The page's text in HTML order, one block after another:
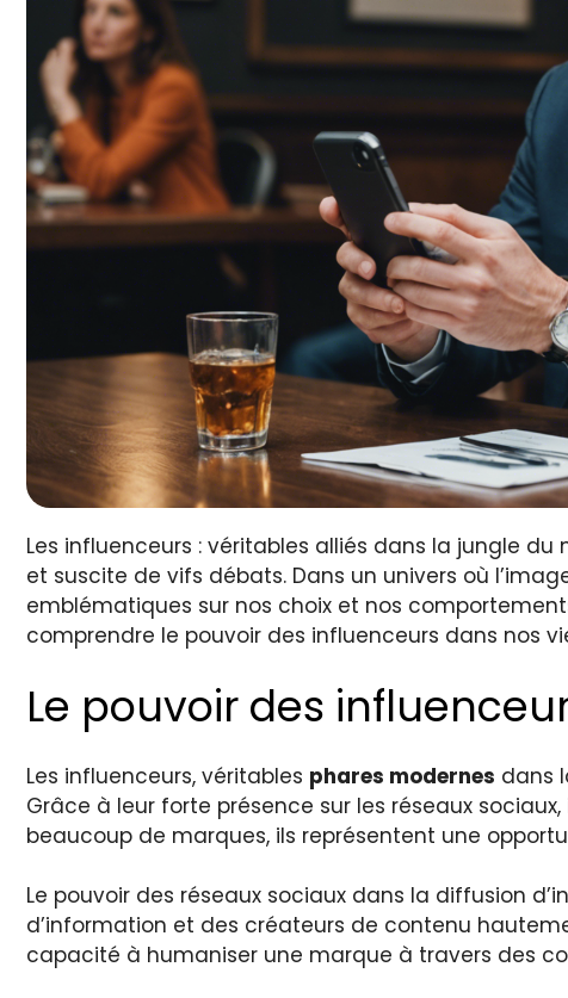
Les influenceurs : véritables alliés dans la jungle
et suscite de vifs débats. Dans un univers où
emblématiques sur nos choix et nos
comprendre le pouvoir des influenceurs dans nos
Le pouvoir des
Les influenceurs, véritables phares modernes dans
Grâce à leur forte présence sur les réseaux
beaucoup de marques, ils représentent une
Le pouvoir des réseaux sociaux dans la diffusion
d’information et des créateurs de contenu
capacité à humaniser une marque à travers des